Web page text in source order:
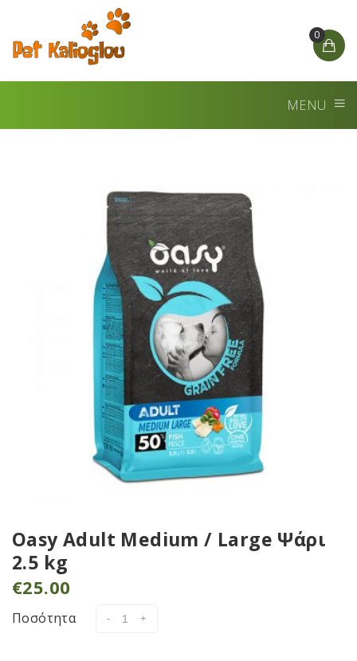
0
MENU
Oasy Adult Medium / Large Ψάρι
2.5 kg
€25.00
Ποσότητα